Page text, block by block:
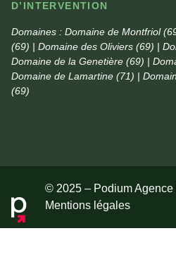
D’INTERVENTION
Domaines : Domaine de Montfriol
(69) | Domaine des Oliviers (69) |
Domaine de la Genetière (69) |
Domaine de Lamartine (71) |
(69)
© 2025 – Podium
Mentions légales